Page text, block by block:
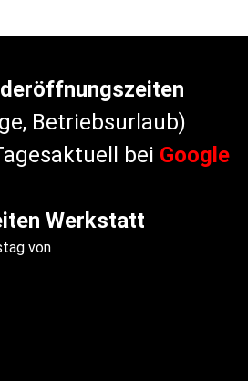
Betriebsurlaub)
bei Google
Werkstatt
von